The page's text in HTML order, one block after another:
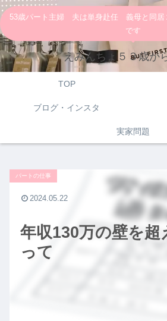
53歳パート主婦 夫は単身赴任 義母と同
です
えみんちょ５３歳か
TOP
ブログ・インスタ
実家問題
年収130万の壁を超
って
パートの仕事
2024.05.22